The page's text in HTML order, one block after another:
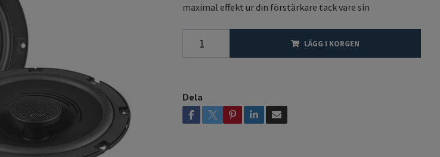
maximal effekt ur din förstärkare tack vare sin
LÄGG I KORGEN
Dela